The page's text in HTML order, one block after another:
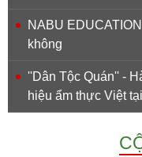
NABU
không
''Dân Tộc Quán'' -
hiệu ẩm thực Việt